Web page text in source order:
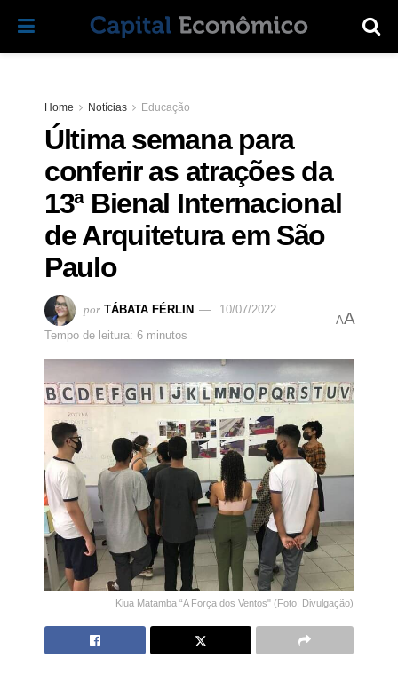
Home Notícias Educação
Última semana para
conferir as atrações da
13ª Bienal Internacional
de Arquitetura em São
Paulo
por TÁBATA FÉRLIN
10/07/2022
Tempo de leitura: 6 minutos
AA
Kiua Matamba “A Força dos Ventos" (Foto: Divulgação)